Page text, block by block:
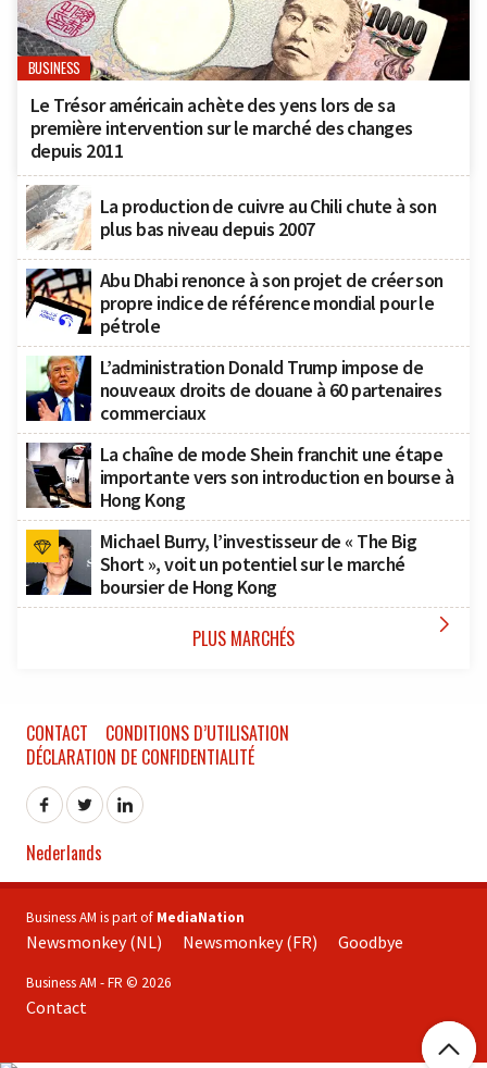
BUSINESS
Le Trésor américain achète des yens lors de sa
première intervention sur le marché des changes
depuis 2011
La production de cuivre au Chili chute à son
plus bas niveau depuis 2007
Abu Dhabi renonce à son projet de créer son
propre indice de référence mondial pour le
pétrole
L’administration Donald Trump impose de
nouveaux droits de douane à 60 partenaires
commerciaux
La chaîne de mode Shein franchit une étape
importante vers son introduction en bourse à
Hong Kong
Michael Burry, l’investisseur de « The Big
Short », voit un potentiel sur le marché
boursier de Hong Kong
PLUS MARCHÉS 

CONTACT
CONDITIONS D’UTILISATION
DÉCLARATION DE CONFIDENTIALITÉ
Nederlands
Business AM is part of MediaNation
Newsmonkey (NL) Newsmonkey (FR) Goodbye
Business AM - FR © 2026
Contact